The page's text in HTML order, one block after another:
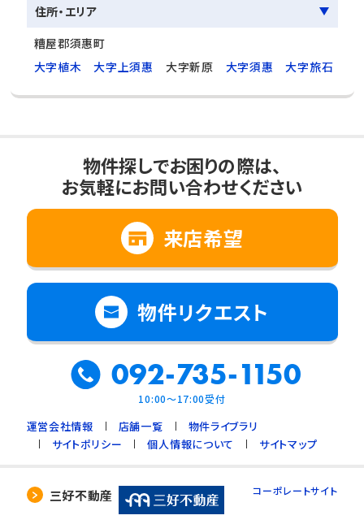
住所・エリア
糟屋郡須惠町
大字植木
大字上須惠 大字新原 大字須惠 大字旅石
物件探しでお困りの際は、
お気軽にお問い合わせください
来店希望
物件リクエスト
092-735-1150
10:00～17:00受付
運営会社情報 店舗一覧
物件ライブラリ
サイトポリシー
個人情報について サイトマップ
三好不動産 コーポレートサイト